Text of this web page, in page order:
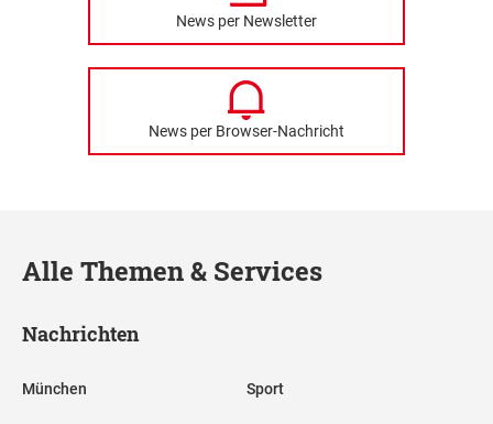
News per Newsletter
News per Browser-Nachricht
Alle Themen & Services
Nachrichten
München Sport